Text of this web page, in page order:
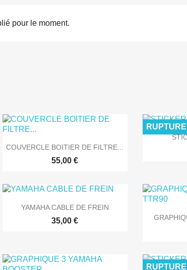
pour le moment.
 Aperçu rapide
COUVERCLE BOITIER DE FILTRE...
55,00 €

 Aperçu rapide
YAMAHA CABLE DE FREIN
35,00 € 